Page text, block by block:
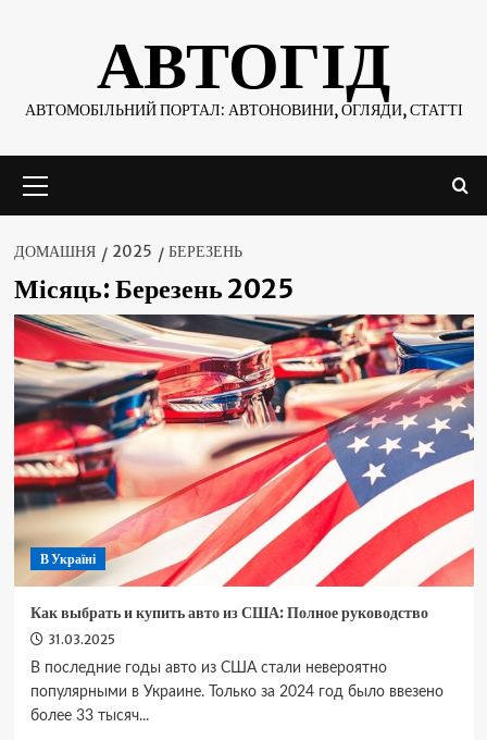
АВТОГІД
АВТОМОБІЛЬНИЙ ПОРТАЛ: АВТОНОВИНИ, ОГЛЯДИ, СТАТТІ
меню
ДОМАШНЯ 2025 БЕРЕЗЕНЬ
Місяць:Березень 2025
В Україні
Как выбрать и купить авто из США: Полное руководство
31.03.2025
В последние годы авто из США стали невероятно
популярными в Украине. Только за 2024 год было ввезено
более 33 тысяч...